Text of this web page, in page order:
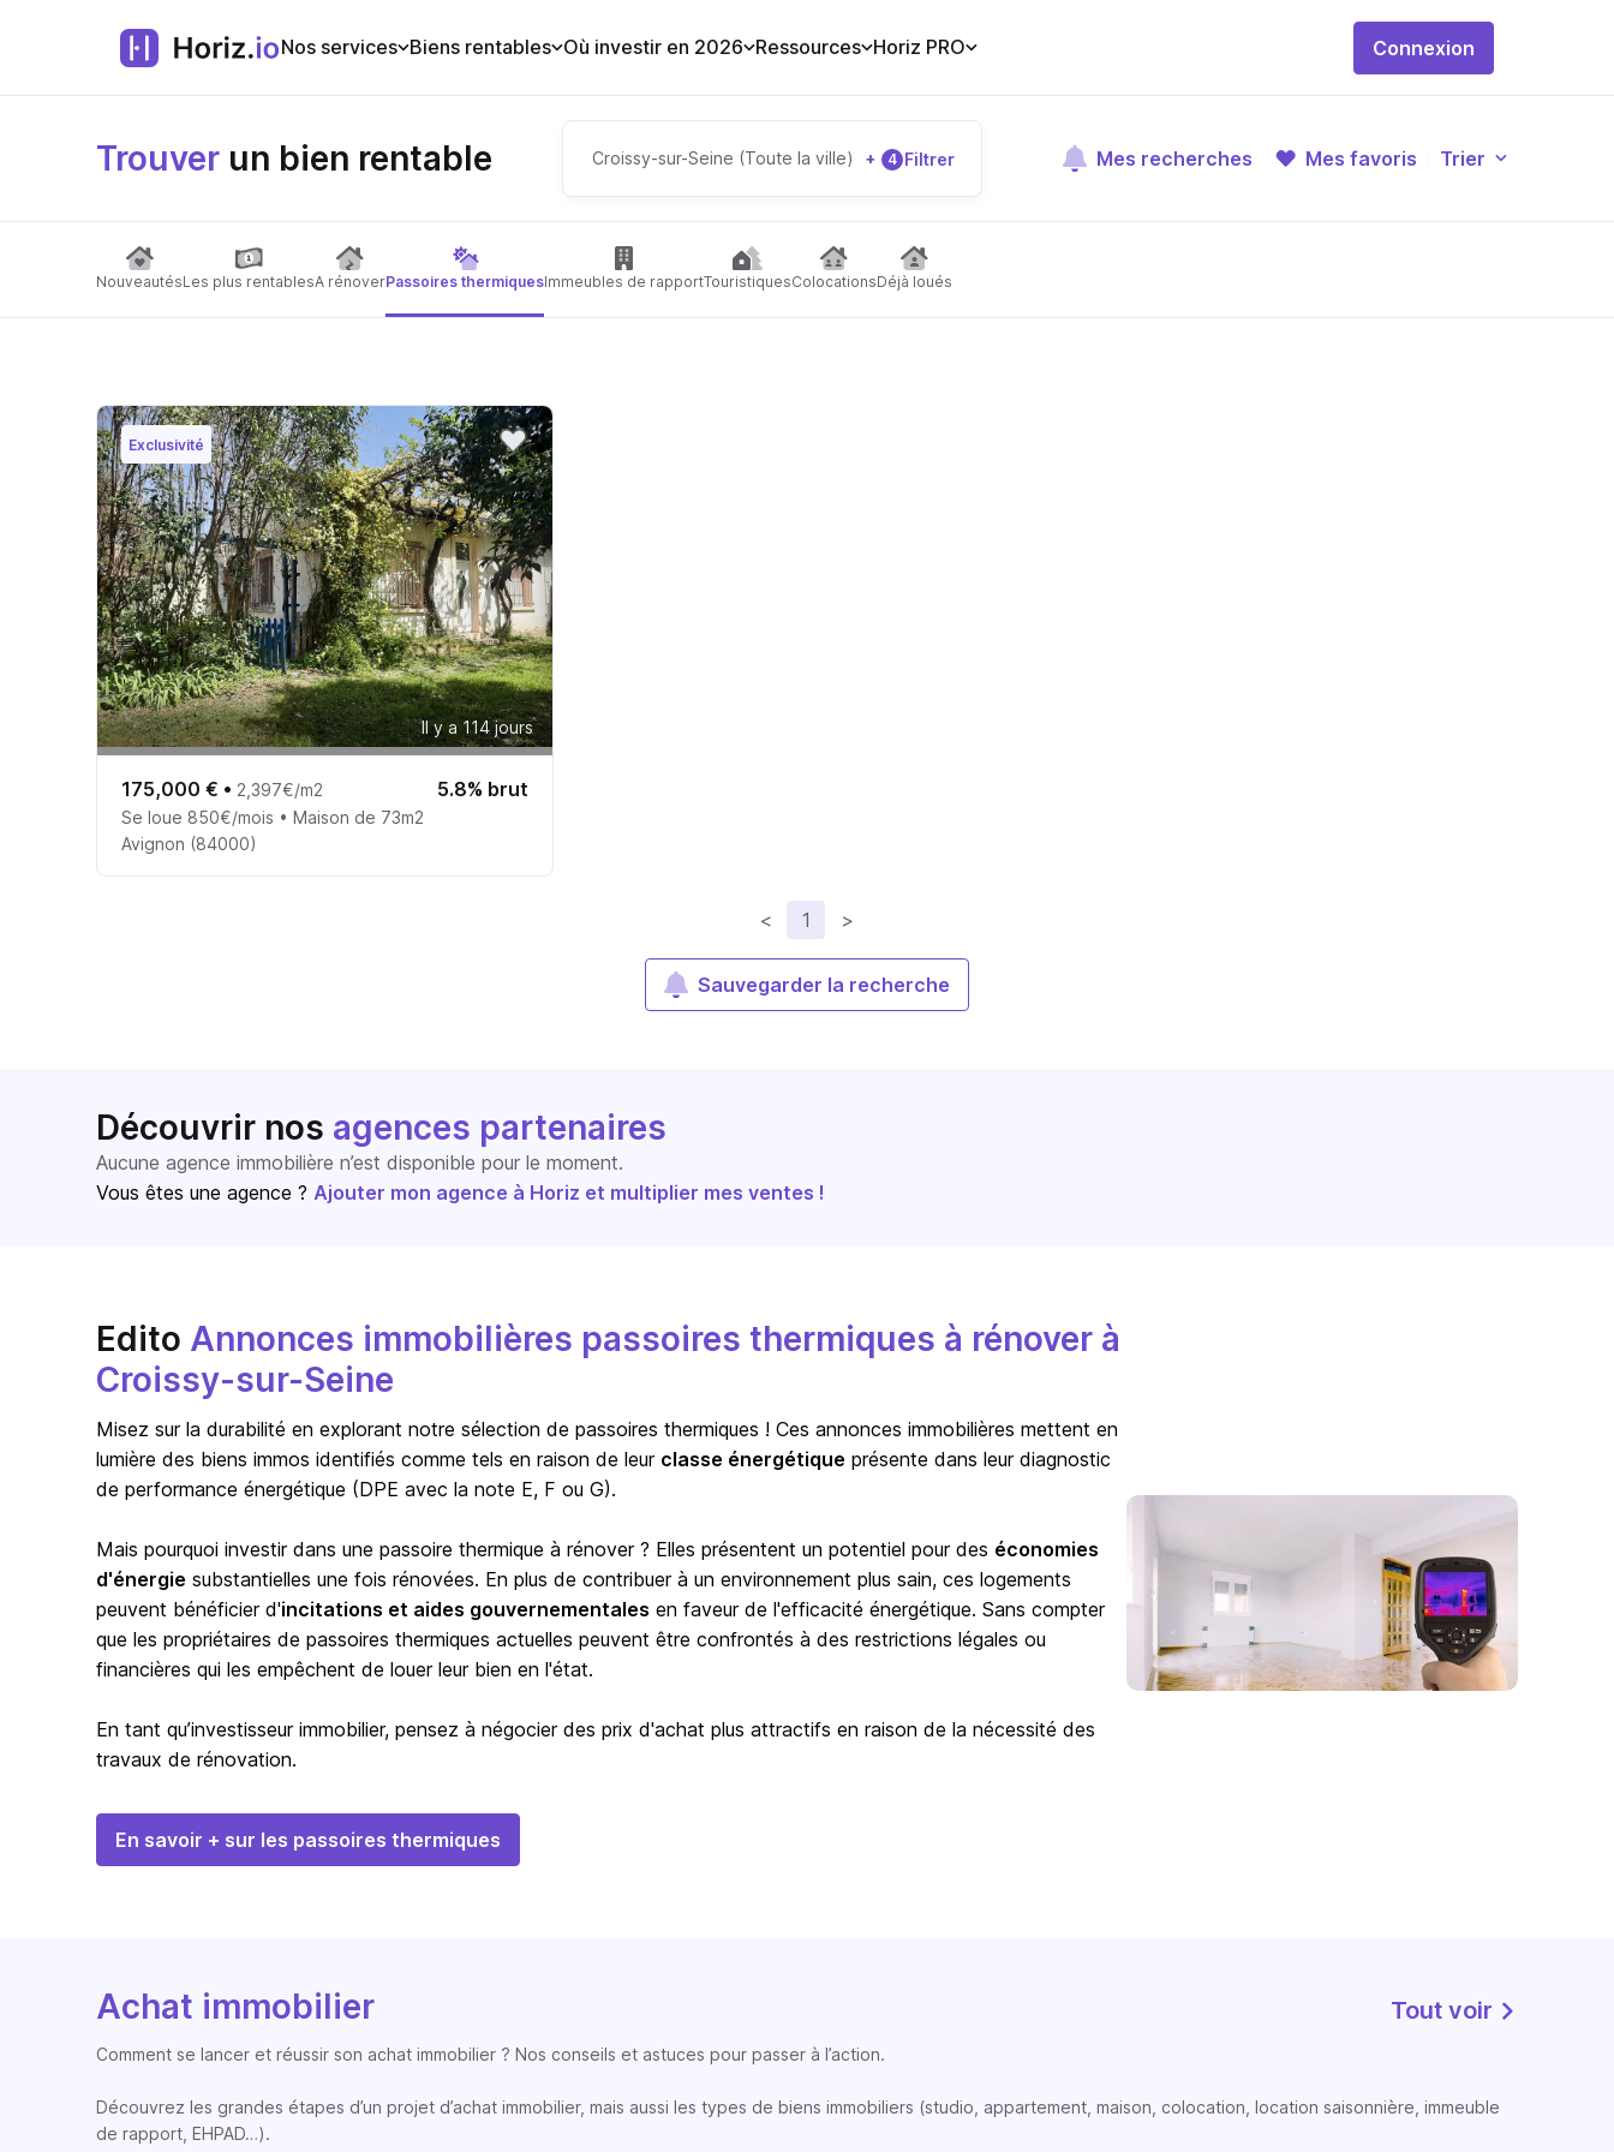
Nos services Biens rentables Où investir en 2026 Ressources Horiz PRO Connexion
Trouver un bien rentable Croissy-sur-Seine (Toute la ville) + 4 Filtrer Mes recherches Mes favoris Trier
NouveautésLes plus rentablesA rénoverPassoires thermiquesImmeubles de rapportTouristiquesColocationsDéjà loués
Exclusivité
Il y a 114 jours
175,000 € • 2,397€/m2 5.8% brut
Se loue 850€/mois • Maison de 73m2
Avignon (84000)
< 1 >
Sauvegarder la recherche
Découvrir nos agences partenaires
Aucune agence immobilière n’est disponible pour le moment.
Vous êtes une agence ? Ajouter mon agence à Horiz et multiplier mes ventes !
Edito Annonces immobilières passoires thermiques à rénover à
Croissy-sur-Seine
Misez sur la durabilité en explorant notre sélection de passoires thermiques ! Ces annonces immobilières mettent en
lumière des biens immos identifiés comme tels en raison de leur classe énergétique présente dans leur diagnostic
de performance énergétique (DPE avec la note E, F ou G).
Mais pourquoi investir dans une passoire thermique à rénover ? Elles présentent un potentiel pour des économies
d'énergie substantielles une fois rénovées. En plus de contribuer à un environnement plus sain, ces logements
peuvent bénéficier d'incitations et aides gouvernementales en faveur de l'efficacité énergétique. Sans compter
que les propriétaires de passoires thermiques actuelles peuvent être confrontés à des restrictions légales ou
financières qui les empêchent de louer leur bien en l'état.
En tant qu’investisseur immobilier, pensez à négocier des prix d'achat plus attractifs en raison de la nécessité des
travaux de rénovation.
En savoir + sur les passoires thermiques
Achat immobilier Tout voir
Comment se lancer et réussir son achat immobilier ? Nos conseils et astuces pour passer à l’action.
Découvrez les grandes étapes d’un projet d’achat immobilier, mais aussi les types de biens immobiliers (studio, appartement, maison, colocation, location saisonnière, immeuble
de rapport, EHPAD…).